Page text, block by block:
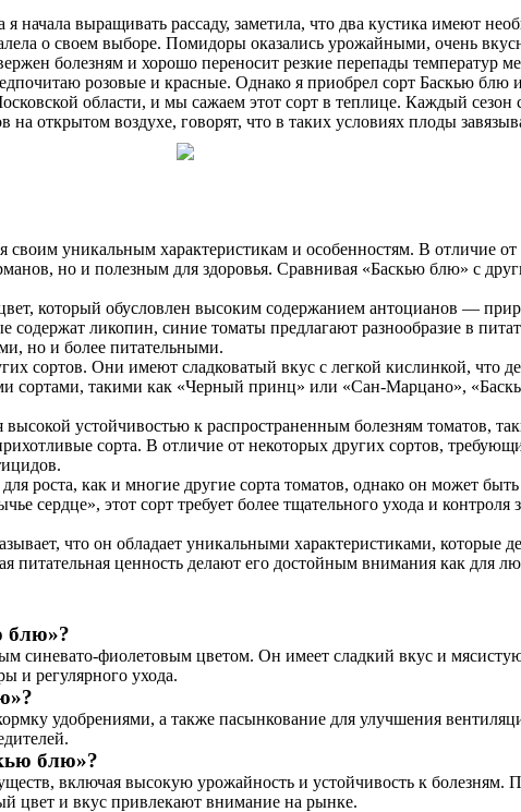
начала выращивать рассаду, заметила, что два кустика имеют
о своем выборе. Помидоры оказались урожайными, очень
болезням и хорошо переносит резкие перепады температур
розовые и красные. Однако я приобрел сорт Баскью блю
области, и мы сажаем этот сорт в теплице. Каждый сезон
открытом воздухе, говорят, что в таких условиях плоды
уникальным характеристикам и особенностям. В отличие
но и полезным для здоровья. Сравнивая «Баскью блю» с
который обусловлен высоким содержанием антоцианов —
содержат ликопин, синие томаты предлагают разнообразие в
но и более питательными.
сортов. Они имеют сладковатый вкус с легкой кислинкой, что
сортами, такими как «Черный принц» или «Сан-Марцано»,
устойчивостью к распространенным болезням томатов,
сорта. В отличие от некоторых других сортов,
роста, как и многие другие сорта томатов, однако он может
сердце», этот сорт требует более тщательного ухода и
что он обладает уникальными характеристиками, которые
питательная ценность делают его достойным внимания как для
блю»?
фиолетовым цветом. Он имеет сладкий вкус и мясистую
и регулярного ухода.
удобрениями, а также пасынкование для улучшения
блю»?
включая высокую урожайность и устойчивость к болезням.
цвет и вкус привлекают внимание на рынке.